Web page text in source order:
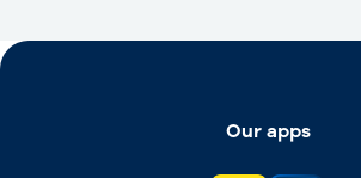
Our apps